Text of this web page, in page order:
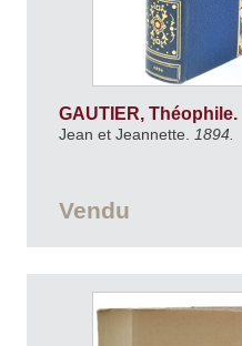
GAUTIER, Théophile.
Jean et Jeannette. 1894.
Vendu